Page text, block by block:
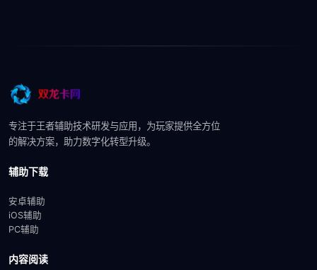
专注于王者辅助技术研发与应用，为玩家提供全方位
的解决方案，助力数字化转型升级。
辅助下载
安卓辅助
iOS辅助
PC辅助
内容阅读